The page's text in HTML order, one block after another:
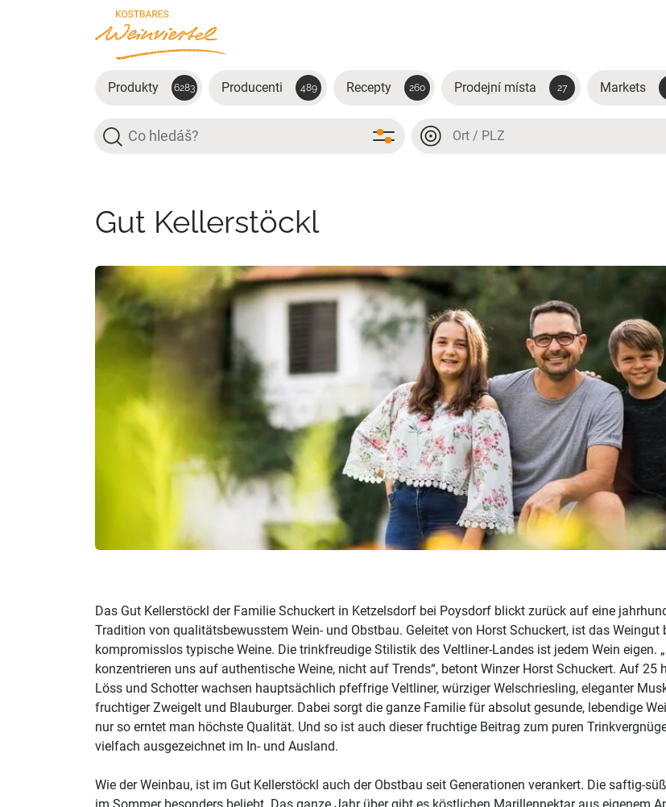
Přejít na hlavní obsah
Produkty 6283 Producenti 489 Recepty 260 Prodejní místa 27 Markets
Hledat Místo nebo PSČ
Gut Kellerstöckl
Das Gut Kellerstöckl der Familie Schuckert in Ketzelsdorf bei Poysdorf blickt zurück auf eine
Tradition von qualitätsbewusstem Wein- und Obstbau. Geleitet von Horst Schuckert, ist das Weingut
kompromisslos typische Weine. Die trinkfreudige Stilistik des Veltliner-Landes ist jedem Wein eigen.
konzentrieren uns auf authentische Weine, nicht auf Trends“, betont Winzer Horst Schuckert. Auf 25
Löss und Schotter wachsen hauptsächlich pfeffrige Veltliner, würziger Welschriesling, eleganter
fruchtiger Zweigelt und Blauburger. Dabei sorgt die ganze Familie für absolut gesunde, lebendige
nur so erntet man höchste Qualität. Und so ist auch dieser fruchtige Beitrag zum puren
vielfach ausgezeichnet im In- und Ausland.
Wie der Weinbau, ist im Gut Kellerstöckl auch der Obstbau seit Generationen verankert. Die saftig-
im Sommer besonders beliebt. Das ganze Jahr über gibt es köstlichen Marillennektar aus eigenem